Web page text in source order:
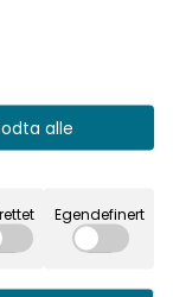
alle
Egendefinert